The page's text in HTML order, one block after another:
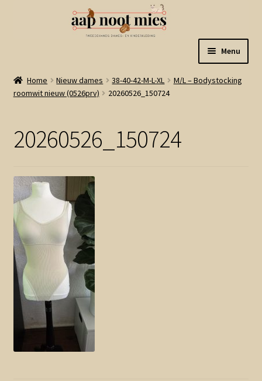
naar
navigatie
de
inhoud
Menu
Welkom
Winkel
Winkelmand
Linkjes
Contact en nieuwsbrief
Home Nieuw dames 38-40-42-M-L-XL
M/L – Bodystocking
roomwit nieuw (0526prv)
20260526_150724
20260526_150724